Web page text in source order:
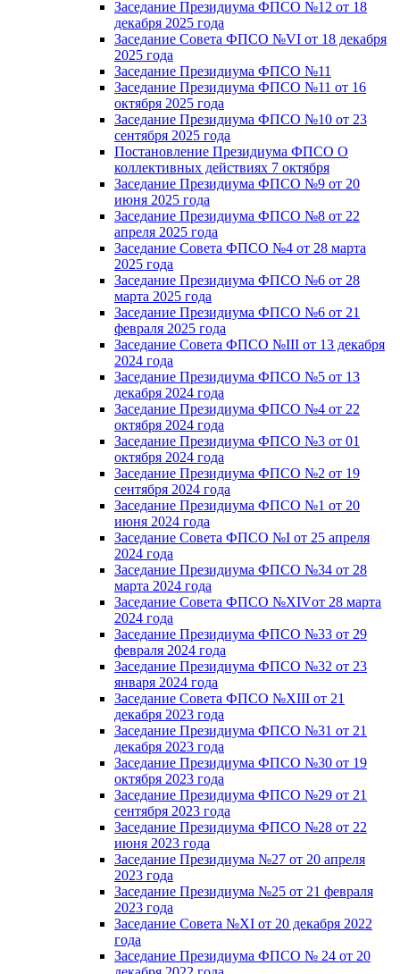
Заседание Президиума ФПСО №12 от 18
декабря 2025 года
Заседание Совета ФПСО №VI от 18 декабря
2025 года
Заседание Президиума ФПСО №11
Заседание Президиума ФПСО №11 от 16
октября 2025 года
Заседание Президиума ФПСО №10 от 23
сентября 2025 года
Постановление Президиума ФПСО О
коллективных действиях 7 октября
Заседание Президиума ФПСО №9 от 20
июня 2025 года
Заседание Президиума ФПСО №8 от 22
апреля 2025 года
Заседание Совета ФПСО №4 от 28 марта
2025 года
Заседание Президиума ФПСО №6 от 28
марта 2025 года
Заседание Президиума ФПСО №6 от 21
февраля 2025 года
Заседание Совета ФПСО №III от 13 декабря
2024 года
Заседание Президиума ФПСО №5 от 13
декабря 2024 года
Заседание Президиума ФПСО №4 от 22
октября 2024 года
Заседание Президиума ФПСО №3 от 01
октября 2024 года
Заседание Президиума ФПСО №2 от 19
сентября 2024 года
Заседание Президиума ФПСО №1 от 20
июня 2024 года
Заседание Совета ФПСО №I от 25 апреля
2024 года
Заседание Президиума ФПСО №34 от 28
марта 2024 года
Заседание Совета ФПСО №XIVот 28 марта
2024 года
Заседание Президиума ФПСО №33 от 29
февраля 2024 года
Заседание Президиума ФПСО №32 от 23
января 2024 года
Заседание Совета ФПСО №XIII от 21
декабря 2023 года
Заседание Президиума ФПСО №31 от 21
декабря 2023 года
Заседание Президиума ФПСО №30 от 19
октября 2023 года
Заседание Президиума ФПСО №29 от 21
сентября 2023 года
Заседание Президиума ФПСО №28 от 22
июня 2023 года
Заседание Президиума №27 от 20 апреля
2023 года
Заседание Президиума №25 от 21 февраля
2023 года
Заседание Совета №XI от 20 декабря 2022
года
Заседание Президиума ФПСО № 24 от 20